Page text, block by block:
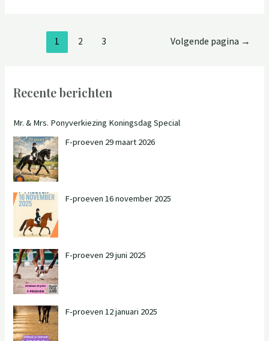
1 2 3 Volgende pagina →
Recente berichten
Mr. & Mrs. Ponyverkiezing Koningsdag Special
F-proeven 29 maart 2026
F-proeven 16 november 2025
F-proeven 29 juni 2025
F-proeven 12 januari 2025